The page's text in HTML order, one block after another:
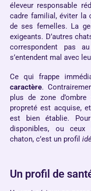
éleveur responsable
cadre familial, éviter la
de ses femelles. La
exigeants. D’autres
correspondent pas
s’entendent mal avec
Ce qui frappe
caractère.
plus de zone
propreté est acquise,
est bien établie.
disponibles, ou ceux
chaton, c’est un profil
Un profil de